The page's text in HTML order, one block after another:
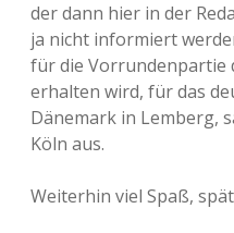
der dann hier in der
ja nicht informiert
für die Vorrundenpartie
erhalten wird, für das
Dänemark in Lemberg,
Köln aus.
Weiterhin viel Spaß,